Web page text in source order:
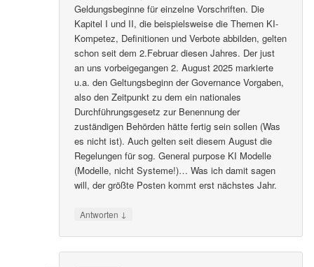
Geldungsbeginne für einzelne Vorschriften. Die
Kapitel I und II, die beispielsweise die Themen KI-
Kompetez, Definitionen und Verbote abbilden, gelten
schon seit dem 2.Februar diesen Jahres. Der just
an uns vorbeigegangen 2. August 2025 markierte
u.a. den Geltungsbeginn der Governance Vorgaben,
also den Zeitpunkt zu dem ein nationales
Durchführungsgesetz zur Benennung der
zuständigen Behörden hätte fertig sein sollen (Was
es nicht ist). Auch gelten seit diesem August die
Regelungen für sog. General purpose KI Modelle
(Modelle, nicht Systeme!)… Was ich damit sagen
will, der größte Posten kommt erst nächstes Jahr.
Antworten ↓